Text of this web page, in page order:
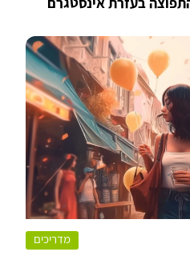
מדריכים